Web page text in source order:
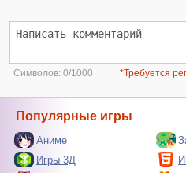
Символов: 0/1000 *Требуется
Популярные игры
Аниме
Игры 3Д